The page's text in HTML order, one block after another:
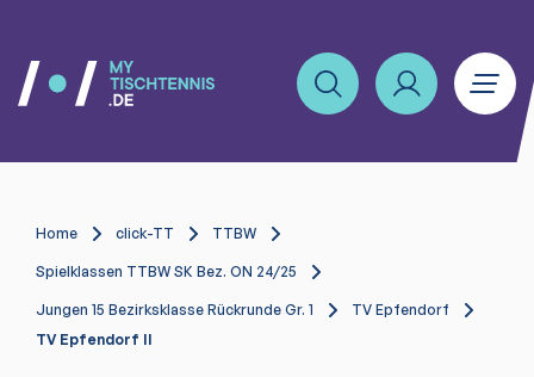
Home click-TT TTBW
Spielklassen TTBW SK Bez. ON 24/25
Jungen 15 Bezirksklasse Rückrunde Gr. 1
TV Epfendorf
TV Epfendorf II